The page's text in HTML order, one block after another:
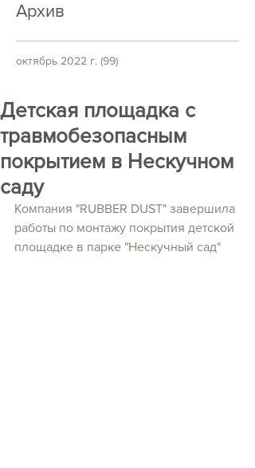
Архив
октябрь 2022 г. (99)
Детская площадка с
травмобезопасным
покрытием в Нескучном
саду
Компания "RUBBER DUST" завершила
работы по монтажу покрытия детской
площадке в парке "Нескучный сад"